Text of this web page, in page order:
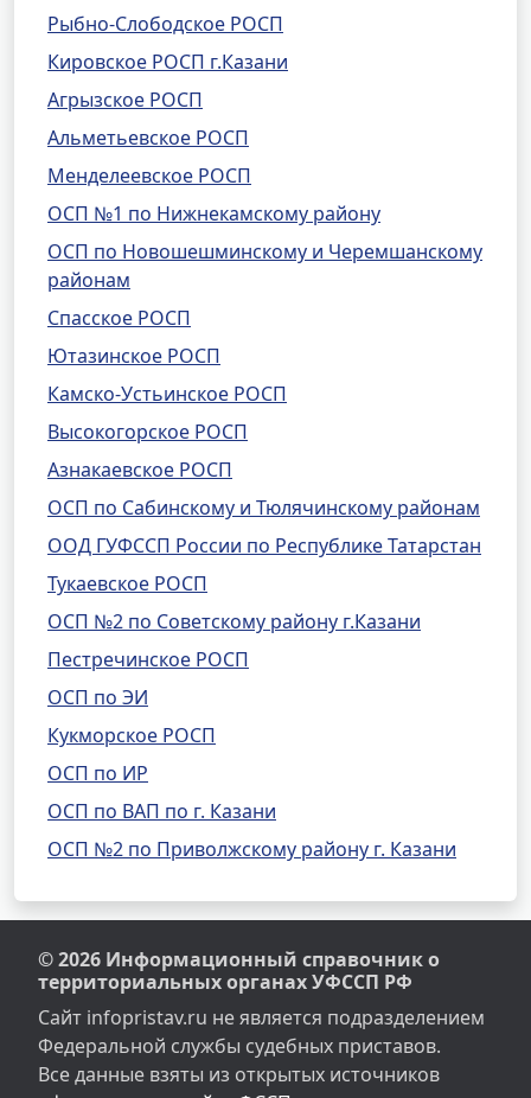
Рыбно-Слободское РОСП
Кировское РОСП г.Казани
Агрызское РОСП
Альметьевское РОСП
Менделеевское РОСП
ОСП №1 по Нижнекамскому району
ОСП по Новошешминскому и Черемшанскому
районам
Спасское РОСП
Ютазинское РОСП
Камско-Устьинское РОСП
Высокогорское РОСП
Азнакаевское РОСП
ОСП по Сабинскому и Тюлячинскому районам
ООД ГУФССП России по Республике Татарстан
Тукаевское РОСП
ОСП №2 по Советскому району г.Казани
Пестречинское РОСП
ОСП по ЭИ
Кукморское РОСП
ОСП по ИР
ОСП по ВАП по г. Казани
ОСП №2 по Приволжскому району г. Казани
© 2026 Информационный справочник о
территориальных органах УФССП РФ
Сайт infopristav.ru не является подразделением
Федеральной службы судебных приставов.
Все данные взяты из открытых источников